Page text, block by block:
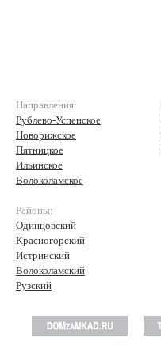
Направления:
Рублево-Успенское
Новорижское
Пятницкое
Ильинское
Волоколамское
Районы:
Одинцовский
Красногорский
Истринский
Волоколамский
Рузский